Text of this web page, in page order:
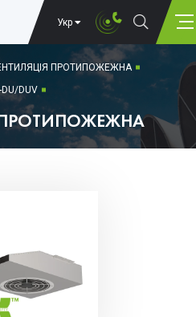
Укр
ПРОТИПОЖЕЖНА
DU/DUV
ПРОТИПОЖЕЖНА